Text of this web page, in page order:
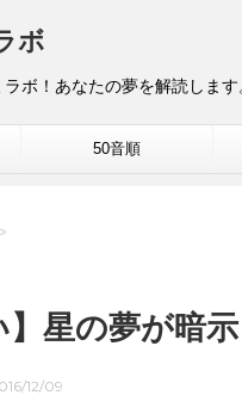
ボ
ボ！あなたの夢を解読します
50音順
>
】星の夢が暗
12/09